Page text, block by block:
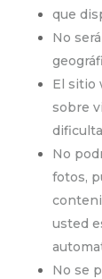
que
No
El sitio
sobre
No
fotos,
usted
No se